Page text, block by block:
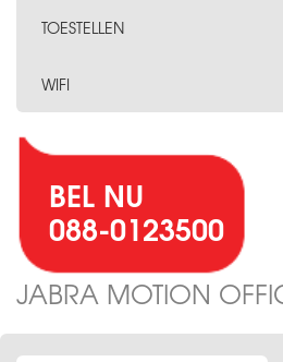
TOESTELLEN
WIFI
BEL NU
088-0123500
JABRA MOTION